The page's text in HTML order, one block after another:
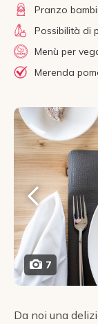
Pranzo
Possibilità di
Menù per
Merenda
7
Da noi una